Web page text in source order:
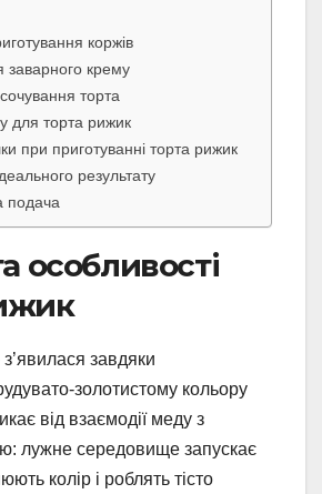
коржів
заварного крему
торта
для торта рижик
при приготуванні торта рижик
результату
подача
особливості
завдяки
золотистому кольору
від взаємодії меду з
лужне середовище запускає
колір і роблять тісто